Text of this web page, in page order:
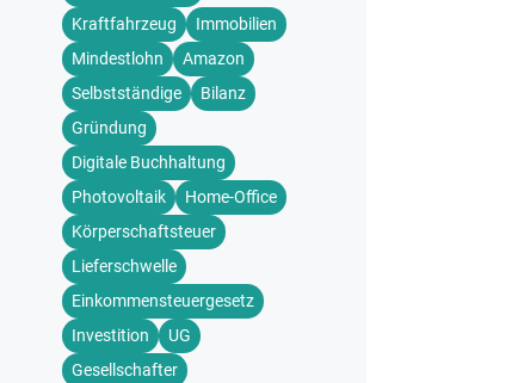
Kraftfahrzeug
Immobilien
Mindestlohn
Amazon
Selbstständige
Bilanz
Gründung
Digitale Buchhaltung
Photovoltaik
Home-Office
Körperschaftsteuer
Lieferschwelle
Einkommensteuergesetz
Investition
UG
Gesellschafter